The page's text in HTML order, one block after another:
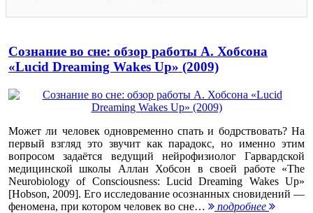
Сознание во сне: обзор работы А. Хобсона
«Lucid Dreaming Wakes Up» (2009)
Может ли человек одновременно спать и бодрствовать? На
первый взгляд это звучит как парадокс, но именно этим
вопросом задаётся ведущий нейрофизиолог Гарвардской
медицинской школы Аллан Хобсон в своей работе «The
Neurobiology of Consciousness: Lucid Dreaming Wakes Up»
[Hobson, 2009]. Его исследование осознанных сновидений —
феномена, при котором человек во сне…
подробнее